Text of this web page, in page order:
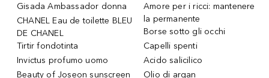
Gisada Ambassador donna
CHANEL Eau de toilette BLEU
DE CHANEL
Tirtir fondotinta
Invictus profumo uomo
Beauty of Joseon sunscreen
Amore per i ricci: mantenere
la permanente
Borse sotto gli occhi
Capelli spenti
Acido salicilico
Olio di argan